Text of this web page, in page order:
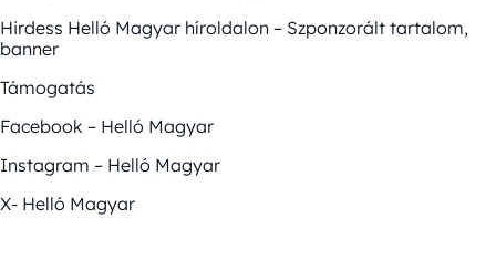
Hirdess Helló Magyar híroldalon – Szponzorált tartalom,
banner
Támogatás
Facebook – Helló Magyar
Instagram – Helló Magyar
X- Helló Magyar